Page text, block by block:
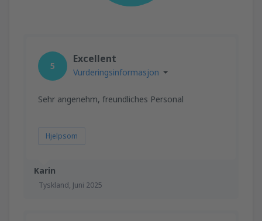
Karin
Tyskland, Juni 2025
5
Excellent
Vurderingsinformasjon
Sehr angenehm, freundliches Personal
Hjelpsom